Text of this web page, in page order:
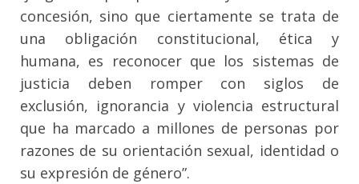
concesión, sino que ciertamente se trata de
una obligación constitucional, ética y
humana, es reconocer que los sistemas de
justicia deben romper con siglos de
exclusión, ignorancia y violencia estructural
que ha marcado a millones de personas por
razones de su orientación sexual, identidad o
su expresión de género”.